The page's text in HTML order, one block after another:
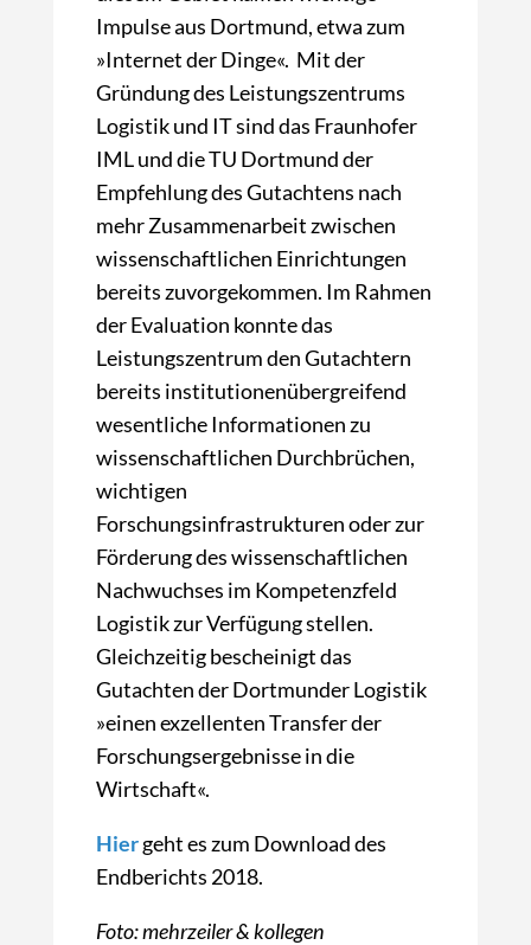
Impulse aus Dortmund, etwa zum
»Internet der Dinge«. Mit der
Gründung des Leistungszentrums
Logistik und IT sind das Fraunhofer
IML und die TU Dortmund der
Empfehlung des Gutachtens nach
mehr Zusammenarbeit zwischen
wissenschaftlichen Einrichtungen
bereits zuvorgekommen. Im Rahmen
der Evaluation konnte das
Leistungszentrum den Gutachtern
bereits institutionenübergreifend
wesentliche Informationen zu
wissenschaftlichen Durchbrüchen,
wichtigen
Forschungsinfrastrukturen oder zur
Förderung des wissenschaftlichen
Nachwuchses im Kompetenzfeld
Logistik zur Verfügung stellen.
Gleichzeitig bescheinigt das
Gutachten der Dortmunder Logistik
»einen exzellenten Transfer der
Forschungsergebnisse in die
Wirtschaft«.
Hiergeht es zum Download des
Endberichts 2018.
Foto: mehrzeiler & kollegen